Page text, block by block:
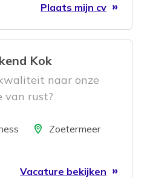
Plaats mijn cv
Kok
naar onze
van rust?
LocatieZoetermeer
Vacature bekijken